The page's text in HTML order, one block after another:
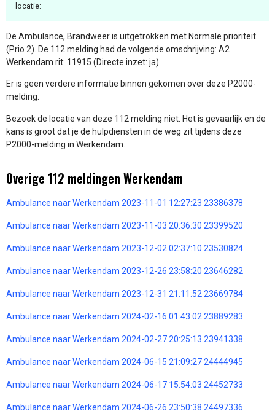
locatie:
De Ambulance, Brandweer is uitgetrokken met Normale prioriteit
(Prio 2). De 112 melding had de volgende omschrijving: A2
Werkendam rit: 11915 (Directe inzet: ja).
Er is geen verdere informatie binnen gekomen over deze P2000-
melding.
Bezoek de locatie van deze 112 melding niet. Het is gevaarlijk en de
kans is groot dat je de hulpdiensten in de weg zit tijdens deze
P2000-melding in Werkendam.
Overige 112 meldingen Werkendam
Ambulance naar Werkendam 2023-11-01 12:27:23 23386378
Ambulance naar Werkendam 2023-11-03 20:36:30 23399520
Ambulance naar Werkendam 2023-12-02 02:37:10 23530824
Ambulance naar Werkendam 2023-12-26 23:58:20 23646282
Ambulance naar Werkendam 2023-12-31 21:11:52 23669784
Ambulance naar Werkendam 2024-02-16 01:43:02 23889283
Ambulance naar Werkendam 2024-02-27 20:25:13 23941338
Ambulance naar Werkendam 2024-06-15 21:09:27 24444945
Ambulance naar Werkendam 2024-06-17 15:54:03 24452733
Ambulance naar Werkendam 2024-06-26 23:50:38 24497336